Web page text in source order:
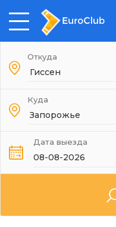
Откуда
Куда
Дата выезда